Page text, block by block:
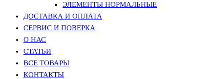
ЭЛЕМЕНТЫ НОРМАЛЬНЫЕ
ДОСТАВКА И ОПЛАТА
СЕРВИС И ПОВЕРКА
О НАС
СТАТЬИ
ВСЕ ТОВАРЫ
КОНТАКТЫ